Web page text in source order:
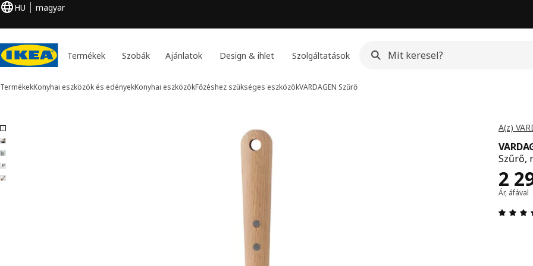
HU magyar
Termékek Szobák Ajánlatok Design & ihlet Szolgáltatások
TermékekKonyhai eszközök és edényekKonyhai eszközökFőzéshez szükséges eszközökVARDAGEN Szűrő
5 VARDAGEN kép
kihagyása A(z)
Szűrő,
2
Ár
Ár, áfával